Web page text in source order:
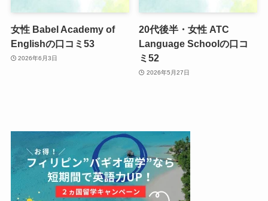
女性 Babel Academy of
Englishの口コミ53
2026年6月3日
20代後半・女性 ATC
Language Schoolの口コ
ミ52
2026年5月27日